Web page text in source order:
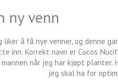
ny venn
liker å få nye venner, og denne
inn. Korrekt navn er Cocos
når jeg har kjøpt planter.
jeg skal ha for